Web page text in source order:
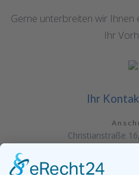
Gerne unterbreiten wir Ihnen
Ihr
Ihr
Christianstraße
+49 (0) 177